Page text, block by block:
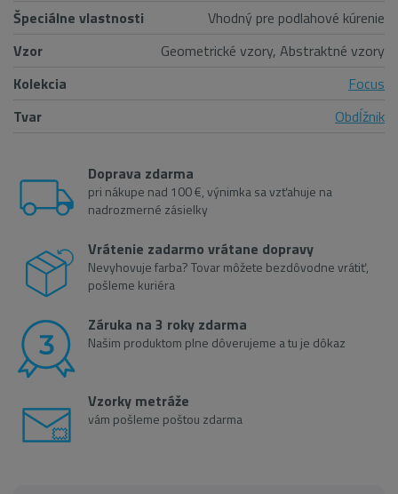
Špeciálne vlastnosti
Vhodný pre podlahové kúrenie
Vzor
Geometrické vzory, Abstraktné vzory
Kolekcia
Focus
Tvar
Obdĺžnik
Doprava zdarma
pri nákupe nad 100 €, výnimka sa vzťahuje na
nadrozmerné zásielky
Vrátenie zadarmo vrátane dopravy
Nevyhovuje farba? Tovar môžete bezdôvodne vrátiť,
pošleme kuriéra
Záruka na 3 roky zdarma
Našim produktom plne dôverujeme a tu je dôkaz
Vzorky metráže
vám pošleme poštou zdarma